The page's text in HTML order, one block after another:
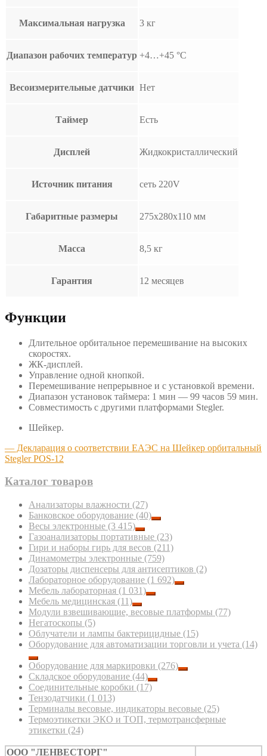
Максимальная нагрузка 3 кг
Диапазон рабочих температур +4…+45 °C
Весоизмерительные датчики Нет
Таймер Есть
Дисплей Жидкокристаллический
Источник питания сеть 220V
Габаритные размеры 275х280х110 мм
Масса 8,5 кг
Гарантия 12 месяцев
Функции
Длительное орбитальное перемешивание на высоких
скоростях.
ЖК-дисплей.
Управление одной кнопкой.
Перемешивание непрерывное и с установкой времени.
Диапазон установок таймера: 1 мин — 99 часов 59 мин.
Совместимость с другими платформами Stegler.
Шейкер.
— Декларация о соответствии ЕАЭС на Шейкер орбитальный
Stegler POS-12
Каталог товаров
Анализаторы влажности (27)
Банковское оборудование (40)
Весы электронные (3 415)
Газоанализаторы портативные (23)
Гири и наборы гирь для весов (211)
Динамометры электронные (759)
Дозаторы диспенсеры для антисептиков (2)
Лабораторное оборудование (1 692)
Мебель лабораторная (1 031)
Мебель медицинская (11)
Модули взвешивающие, весовые платформы (77)
Негатоскопы (5)
Облучатели и лампы бактерицидные (15)
Оборудование для автоматизации торговли и учета (14)
Оборудование для маркировки (276)
Складское оборудование (44)
Соединительные коробки (17)
Тензодатчики (1 013)
Терминалы весовые, индикаторы весовые (25)
Термоэтикетки ЭКО и ТОП, термотрансферные
этикетки (24)
ООО "ЛЕНВЕСТОРГ"